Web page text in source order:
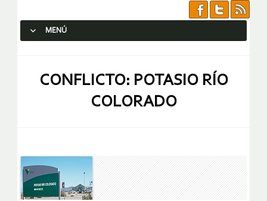
MENÚ
CONFLICTO: POTASIO RÍO
COLORADO